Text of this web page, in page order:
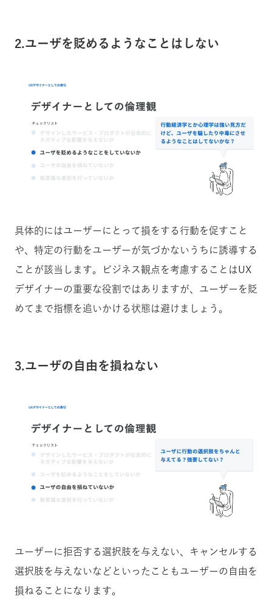
2.ユーザを貶めるようなことはしない
具体的にはユーザーにとって損をする行動を促すこと
や、特定の行動をユーザーが気づかないうちに誘導する
ことが該当します。ビジネス観点を考慮することはUX
デザイナーの重要な役割ではありますが、ユーザーを貶
めてまで指標を追いかける状態は避けましょう。
3.ユーザの自由を損ねない
ユーザーに拒否する選択肢を与えない、キャンセルする
選択肢を与えないなどといったこともユーザーの自由を
損ねることになります。